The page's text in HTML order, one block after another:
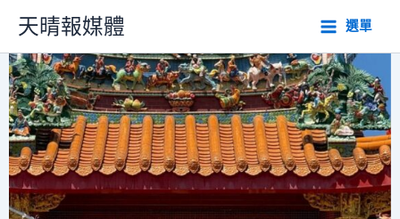
主
要
內
容
天晴報媒體 選單